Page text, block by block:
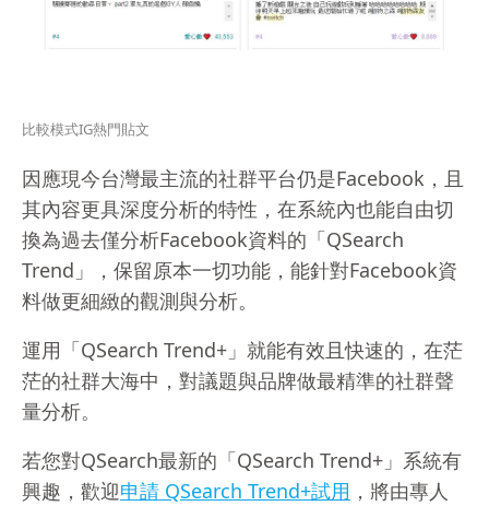
比較模式IG熱門貼文
因應現今台灣最主流的社群平台仍是Facebook，且
其內容更具深度分析的特性，在系統內也能自由切
換為過去僅分析Facebook資料的「QSearch
Trend」，保留原本一切功能，能針對Facebook資
料做更細緻的觀測與分析。
運用「QSearch Trend+」就能有效且快速的，在茫
茫的社群大海中，對議題與品牌做最精準的社群聲
量分析。
若您對QSearch最新的「QSearch Trend+」系統有
興趣，歡迎申請 QSearch Trend+試用 ，將由專人